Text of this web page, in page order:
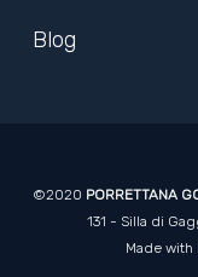
Blog
©2020 PORRETTANA
131 - Silla di
Made